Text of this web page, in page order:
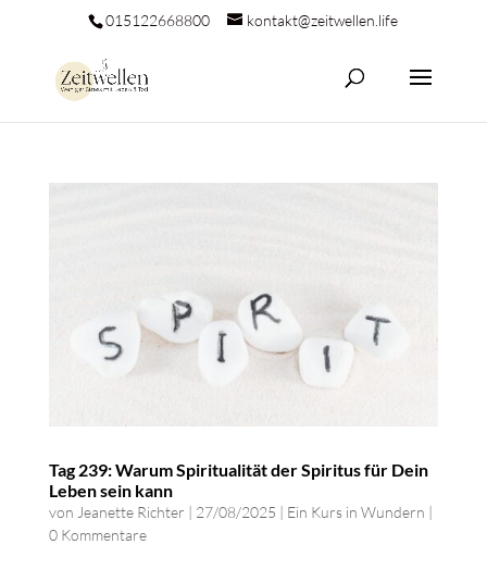
015122668800 kontakt@zeitwellen.life
Tag 239: Warum Spiritualität der Spiritus für Dein
Leben sein kann
von Jeanette Richter | 27/08/2025 | Ein Kurs in Wundern |
0 Kommentare